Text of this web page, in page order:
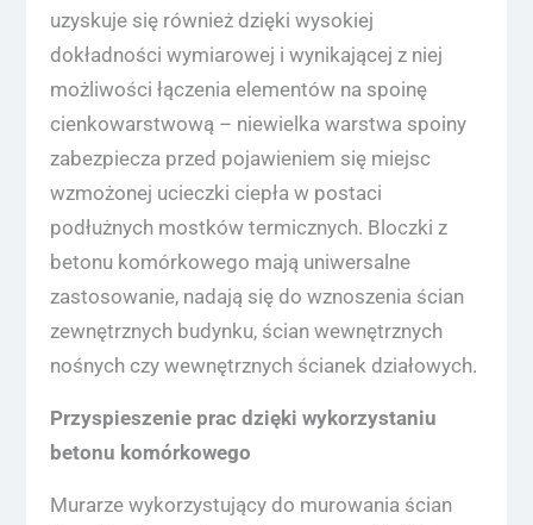
uzyskuje się również dzięki wysokiej
dokładności wymiarowej i wynikającej z niej
możliwości łączenia elementów na spoinę
cienkowarstwową – niewielka warstwa spoiny
zabezpiecza przed pojawieniem się miejsc
wzmożonej ucieczki ciepła w postaci
podłużnych mostków termicznych. Bloczki z
betonu komórkowego mają uniwersalne
zastosowanie, nadają się do wznoszenia ścian
zewnętrznych budynku, ścian wewnętrznych
nośnych czy wewnętrznych ścianek działowych.
Przyspieszenie prac dzięki wykorzystaniu
betonu komórkowego
Murarze wykorzystujący do murowania ścian